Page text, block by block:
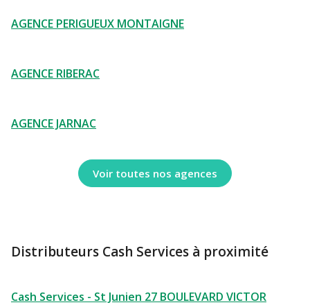
AGENCE PERIGUEUX MONTAIGNE
AGENCE RIBERAC
AGENCE JARNAC
Voir toutes nos agences
Distributeurs Cash Services à proximité
Cash Services - St Junien 27 BOULEVARD VICTOR